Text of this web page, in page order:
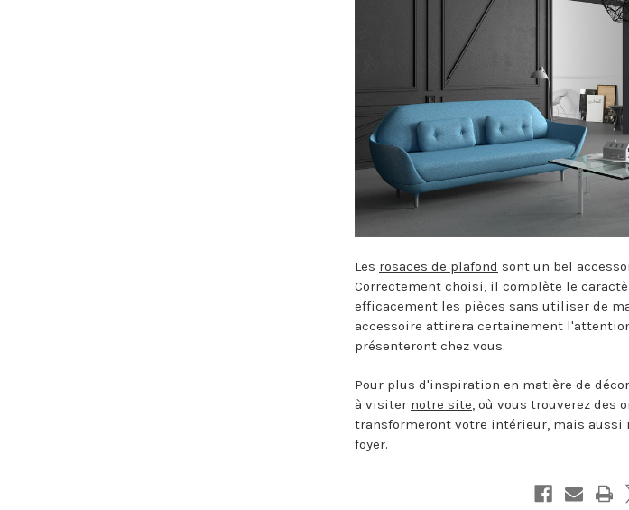
Les rosaces de plafond sont un bel
Correctement choisi, il complète le
efficacement les pièces sans utiliser de
accessoire attirera certainement
présenteront chez vous.
Pour plus d'inspiration en matière de
à visiter notre site, où vous trouverez des
transformeront votre intérieur, mais aussi
foyer.